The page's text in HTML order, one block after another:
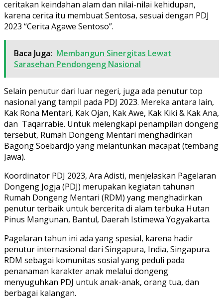
ceritakan keindahan alam dan nilai-nilai kehidupan,
karena cerita itu membuat Sentosa, sesuai dengan PDJ
2023 “Cerita Agawe Sentoso”.
Baca Juga: Membangun Sinergitas Lewat
Sarasehan Pendongeng Nasional
Selain penutur dari luar negeri, juga ada penutur top
nasional yang tampil pada PDJ 2023. Mereka antara lain,
Kak Rona Mentari, Kak Ojan, Kak Awe, Kak Kiki & Kak Ana,
dan Taqarrabie. Untuk melengkapi penampilan dongeng
tersebut, Rumah Dongeng Mentari menghadirkan
Bagong Soebardjo yang melantunkan macapat (tembang
Jawa).
Koordinator PDJ 2023, Ara Adisti, menjelaskan Pagelaran
Dongeng Jogja (PDJ) merupakan kegiatan tahunan
Rumah Dongeng Mentari (RDM) yang menghadirkan
penutur terbaik untuk bercerita di alam terbuka Hutan
Pinus Mangunan, Bantul, Daerah Istimewa Yogyakarta.
Pagelaran tahun ini ada yang spesial, karena hadir
penutur internasional dari Singapura, India, Singapura.
RDM sebagai komunitas sosial yang peduli pada
penanaman karakter anak melalui dongeng
menyuguhkan PDJ untuk anak-anak, orang tua, dan
berbagai kalangan.